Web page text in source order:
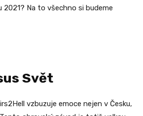
2021? Na to všechno si budeme
Svět
vzbuzuje emoce nejen v Česku,